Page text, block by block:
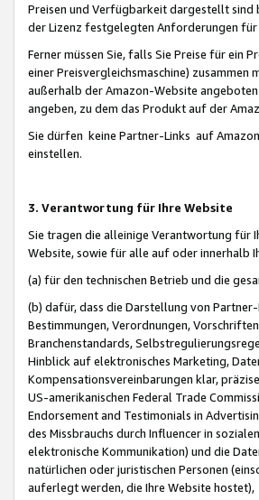
Preisen und Verfügbarkeit dargestellt sind
der Lizenz festgelegten Anforderungen für
Ferner müssen Sie, falls Sie Preise für ein
einer Preisvergleichsmaschine)
außerhalb der Amazon-Website
angeben, zu dem das Produkt auf der
Sie dürfen keine Partner-Links auf
einstellen.
3. Verantwortung für Ihre Website
Sie tragen die alleinige Verantwortung für
Website, sowie für alle auf oder innerhalb
(a) für den technischen Betrieb und die
(b) dafür, dass die Darstellung von
Bestimmungen, Verordnungen,
Branchenstandards,
Hinblick auf elektronisches Marketing,
Kompensationsvereinbarungen klar,
US-amerikanischen Federal Trade
Endorsement and Testimonials in
des Missbrauchs durch Influencer in
elektronische Kommunikation) und die
natürlichen oder juristischen Personen
auferlegt werden, die Ihre Website hostet),